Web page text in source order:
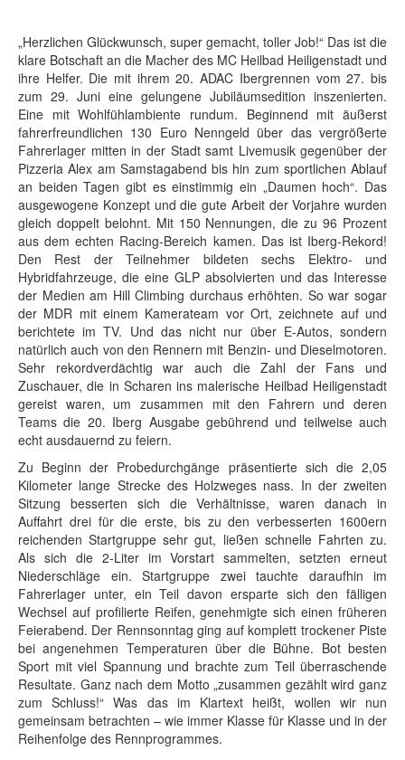
„Herzlichen Glückwunsch, super gemacht, toller Job!“ Das ist die
klare Botschaft an die Macher des MC Heilbad Heiligenstadt und
ihre Helfer. Die mit ihrem 20. ADAC Ibergrennen vom 27. bis
zum 29. Juni eine gelungene Jubiläumsedition inszenierten.
Eine mit Wohlfühlambiente rundum. Beginnend mit äußerst
fahrerfreundlichen 130 Euro Nenngeld über das vergrößerte
Fahrerlager mitten in der Stadt samt Livemusik gegenüber der
Pizzeria Alex am Samstagabend bis hin zum sportlichen Ablauf
an beiden Tagen gibt es einstimmig ein „Daumen hoch“. Das
ausgewogene Konzept und die gute Arbeit der Vorjahre wurden
gleich doppelt belohnt. Mit 150 Nennungen, die zu 96 Prozent
aus dem echten Racing-Bereich kamen. Das ist Iberg-Rekord!
Den Rest der Teilnehmer bildeten sechs Elektro- und
Hybridfahrzeuge, die eine GLP absolvierten und das Interesse
der Medien am Hill Climbing durchaus erhöhten. So war sogar
der MDR mit einem Kamerateam vor Ort, zeichnete auf und
berichtete im TV. Und das nicht nur über E-Autos, sondern
natürlich auch von den Rennern mit Benzin- und Dieselmotoren.
Sehr rekordverdächtig war auch die Zahl der Fans und
Zuschauer, die in Scharen ins malerische Heilbad Heiligenstadt
gereist waren, um zusammen mit den Fahrern und deren
Teams die 20. Iberg Ausgabe gebührend und teilweise auch
echt ausdauernd zu feiern.
Zu Beginn der Probedurchgänge präsentierte sich die 2,05
Kilometer lange Strecke des Holzweges nass. In der zweiten
Sitzung besserten sich die Verhältnisse, waren danach in
Auffahrt drei für die erste, bis zu den verbesserten 1600ern
reichenden Startgruppe sehr gut, ließen schnelle Fahrten zu.
Als sich die 2-Liter im Vorstart sammelten, setzten erneut
Niederschläge ein. Startgruppe zwei tauchte daraufhin im
Fahrerlager unter, ein Teil davon ersparte sich den fälligen
Wechsel auf profilierte Reifen, genehmigte sich einen früheren
Feierabend. Der Rennsonntag ging auf komplett trockener Piste
bei angenehmen Temperaturen über die Bühne. Bot besten
Sport mit viel Spannung und brachte zum Teil überraschende
Resultate. Ganz nach dem Motto „zusammen gezählt wird ganz
zum Schluss!“ Was das im Klartext heißt, wollen wir nun
gemeinsam betrachten – wie immer Klasse für Klasse und in der
Reihenfolge des Rennprogrammes.